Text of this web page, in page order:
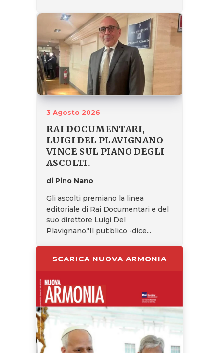
3 Agosto 2026
RAI DOCUMENTARI,
LUIGI DEL PLAVIGNANO
VINCE SUL PIANO DEGLI
ASCOLTI.
di Pino Nano
Gli ascolti premiano la linea
editoriale di Rai Documentari e del
suo direttore Luigi Del
Plavignano."Il pubblico -dice...
SCARICA NUOVA ARMONIA